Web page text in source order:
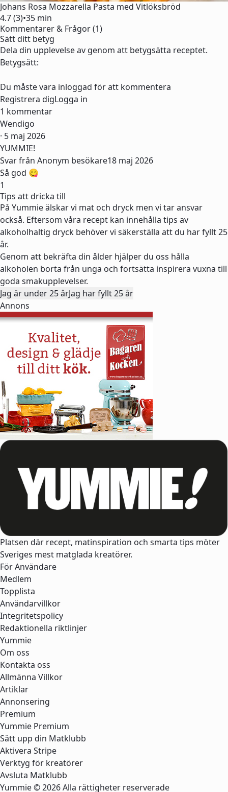
Johans Rosa Mozzarella Pasta med Vitlöksbröd
4.7 (3)•35 min
Kommentarer & Frågor (1)
Sätt ditt betyg
Dela din upplevelse av genom att betygsätta receptet.
Betygsätt:
Du måste vara inloggad för att kommentera
Registrera digLogga in
1 kommentar
Wendigo
· 5 maj 2026
YUMMIE!
Svar från Anonym besökare18 maj 2026
Så god 😋
1
Tips att dricka till
På Yummie älskar vi mat och dryck men vi tar ansvar
också. Eftersom våra recept kan innehålla tips av
alkoholhaltig dryck behöver vi säkerställa att du har fyllt 25
år.
Genom att bekräfta din ålder hjälper du oss hålla
alkoholen borta från unga och fortsätta inspirera vuxna till
goda smakupplevelser.
Jag är under 25 årJag har fyllt 25 år
Annons
Platsen där recept, matinspiration och smarta tips möter
Sveriges mest matglada kreatörer.
För Användare
Medlem
Topplista
Användarvillkor
Integritetspolicy
Redaktionella riktlinjer
Yummie
Om oss
Kontakta oss
Allmänna Villkor
Artiklar
Annonsering
Premium
Yummie Premium
Sätt upp din Matklubb
Aktivera Stripe
Verktyg för kreatörer
Avsluta Matklubb
Yummie © 2026 Alla rättigheter reserverade